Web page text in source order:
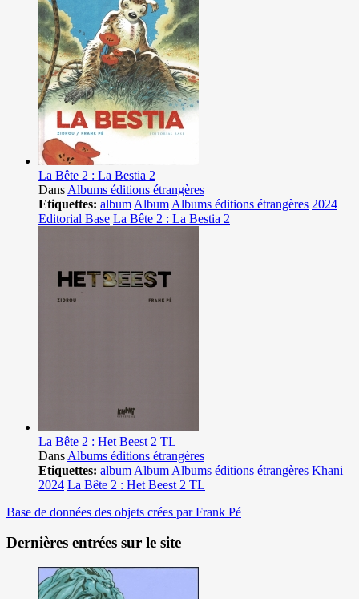
La Bête 2 : La Bestia 2
Dans Albums éditions étrangères
Etiquettes: album Album Albums éditions étrangères 2024
Editorial Base La Bête 2 : La Bestia 2
La Bête 2 : Het Beest 2 TL
Dans Albums éditions étrangères
Etiquettes: album Album Albums éditions étrangères Khani
2024 La Bête 2 : Het Beest 2 TL
Base de données des objets crées par Frank Pé
Dernières entrées sur le site